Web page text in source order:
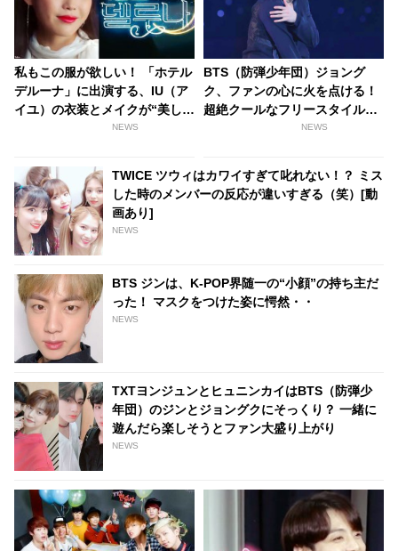
私もこの服が欲しい！ 「ホテル
デルーナ」に出演する、IU（ア
イユ）の衣装とメイクが“美しす
ぎて”話題沸騰中！ たった一話
たいどこの服？
NEWS
BTS（防弾少年団）ジョング
ク、ファンの心に火を点ける！
超絶クールなフリースタイルダ
NEWS
TWICE ツウィはカワイすぎて叱れない！？ ミス
した時のメンバーの反応が違いすぎる（笑）[動
画あり]
NEWS
BTS ジンは、K-POP界随一の“小顔”の持ち主だ
った！ マスクをつけた姿に愕然・・
NEWS
TXTヨンジュンとヒュニンカイはBTS（防弾少
年団）のジンとジョングクにそっくり？ 一緒に
遊んだら楽しそうとファン大盛り上がり
NEWS